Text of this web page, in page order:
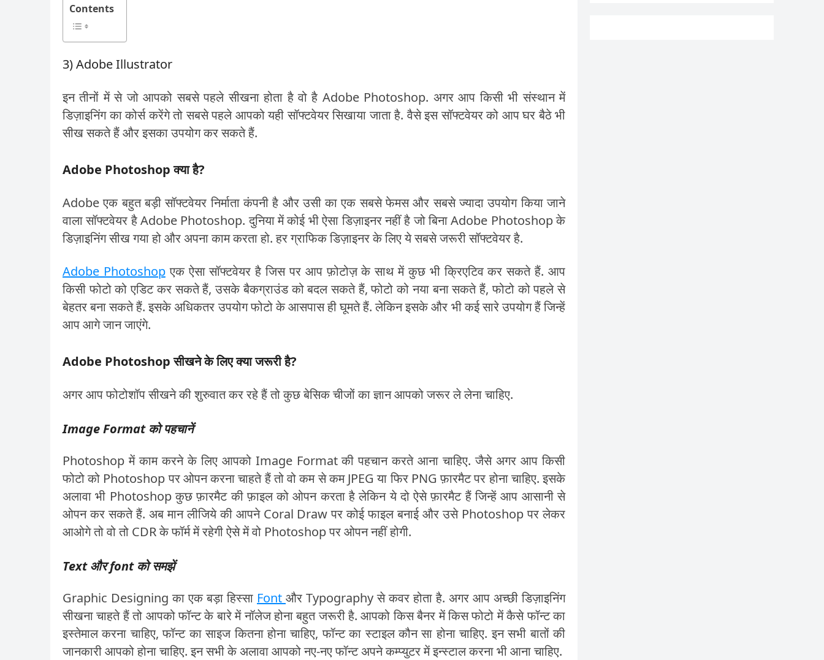
Contents
3)Adobe Illustrator
इन तीनों में से जो आपको सबसे पहले सीखना होता है वो है Adobe Photoshop. अगर आप किसी भी संस्थान में
डिज़ाइनिंग का कोर्स करेंगे तो सबसे पहले आपको यही सॉफ्टवेयर सिखाया जाता है. वैसे इस सॉफ्टवेयर को आप घर बैठे भी
सीख सकते हैं और इसका उपयोग कर सकते हैं.
Adobe Photoshop क्या है?
Adobe एक बहुत बड़ी सॉफ्टवेयर निर्माता कंपनी है और उसी का एक सबसे फेमस और सबसे ज्यादा उपयोग किया जाने
वाला सॉफ्टवेयर है Adobe Photoshop. दुनिया में कोई भी ऐसा डिज़ाइनर नहीं है जो बिना Adobe Photoshop के
डिज़ाइनिंग सीख गया हो और अपना काम करता हो. हर ग्राफिक डिज़ाइनर के लिए ये सबसे जरूरी सॉफ्टवेयर है.
Adobe Photoshopएक ऐसा सॉफ्टवेयर है जिस पर आप फ़ोटोज़ के साथ में कुछ भी क्रिएटिव कर सकते हैं. आप
किसी फोटो को एडिट कर सकते हैं, उसके बैकग्राउंड को बदल सकते हैं, फोटो को नया बना सकते हैं, फोटो को पहले से
बेहतर बना सकते हैं. इसके अधिकतर उपयोग फोटो के आसपास ही घूमते हैं. लेकिन इसके और भी कई सारे उपयोग हैं जिन्हें
आप आगे जान जाएंगे.
Adobe Photoshop सीखने के लिए क्या जरूरी है?
अगर आप फोटोशॉप सीखने की शुरुवात कर रहे हैं तो कुछ बेसिक चीजों का ज्ञान आपको जरूर ले लेना चाहिए.
Image Format को पहचानें
Photoshop में काम करने के लिए आपको Image Format की पहचान करते आना चाहिए. जैसे अगर आप किसी
फोटो को Photoshop पर ओपन करना चाहते हैं तो वो कम से कम JPEG या फिर PNG फ़ारमैट पर होना चाहिए. इसके
अलावा भी Photoshop कुछ फ़ारमैट की फ़ाइल को ओपन करता है लेकिन ये दो ऐसे फ़ारमैट हैं जिन्हें आप आसानी से
ओपन कर सकते हैं. अब मान लीजिये की आपने Coral Draw पर कोई फाइल बनाई और उसे Photoshop पर लेकर
आओगे तो वो तो CDR के फॉर्म में रहेगी ऐसे में वो Photoshop पर ओपन नहीं होगी.
Text और font को समझें
Graphic Designing का एक बड़ा हिस्सा Font और Typography से कवर होता है. अगर आप अच्छी डिज़ाइनिंग
सीखना चाहते हैं तो आपको फॉन्ट के बारे में नॉलेज होना बहुत जरूरी है. आपको किस बैनर में किस फोटो में कैसे फॉन्ट का
इस्तेमाल करना चाहिए, फॉन्ट का साइज कितना होना चाहिए, फॉन्ट का स्टाइल कौन सा होना चाहिए. इन सभी बातों की
जानकारी आपको होना चाहिए. इन सभी के अलावा आपको नए-नए फॉन्ट अपने कम्प्युटर में इन्स्टाल करना भी आना चाहिए.